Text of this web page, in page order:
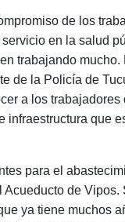
de los
en la salud
trabajando
de la Policía de
a los trabajadores
que
para el
de Vipos.
ya tiene muchos